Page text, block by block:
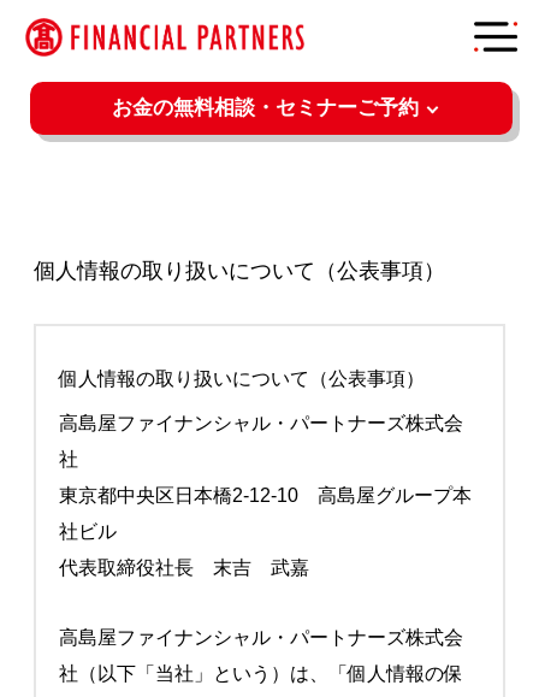
お金の無料相談・セミナーご予約
個人情報の取り扱いについて（公表事項）
個人情報の取り扱いについて（公表事項）
高島屋ファイナンシャル・パートナーズ株式会
社
東京都中央区日本橋2-12-10 高島屋グループ本
社ビル
代表取締役社長 末吉 武嘉
高島屋ファイナンシャル・パートナーズ株式会
社（以下「当社」という）は、「個人情報の保